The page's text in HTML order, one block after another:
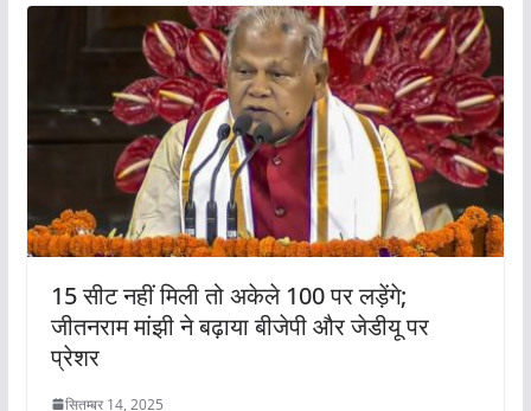
15 सीट नहीं मिली तो अकेले 100 पर लड़ेंगे;
जीतनराम मांझी ने बढ़ाया बीजेपी और जेडीयू पर
प्रेशर
सितम्बर 14, 2025